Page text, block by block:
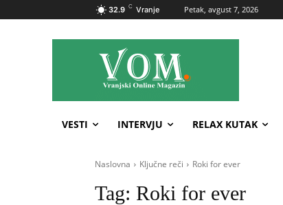
32.9 C Vranje Petak, avgust 7, 2026
VESTI INTERVJU RELAX KUTAK
Naslovna Ključne reči Roki for ever
Tag: Roki for ever